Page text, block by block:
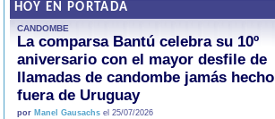
HOY EN PORTADA
CANDOMBE
La comparsa Bantú celebra su 10º
aniversario con el mayor desfile de
llamadas de candombe jamás hecho
fuera de Uruguay
por Manel Gausachsel 25/07/2026